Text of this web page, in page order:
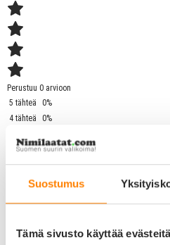
Suostumus
Tämä sivusto käyttää
Perustuu 0 arvioon
5 tähteä
0%
4 tähteä
0%
2 tähteä 0%
1 tähti
0%
0 / 0 arvostelua